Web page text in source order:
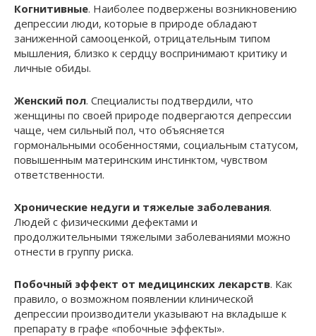
Когнитивные. Наиболее подвержены возникновению
депрессии люди, которые в природе обладают
заниженной самооценкой, отрицательным типом
мышления, близко к сердцу воспринимают критику и
личные обиды.
Женский пол. Специалисты подтвердили, что
женщины по своей природе подвергаются депрессии
чаще, чем сильный пол, что объясняется
гормональными особенностями, социальным статусом,
повышенным материнским инстинктом, чувством
ответственности.
Хронические недуги и тяжелые заболевания.
Людей с физическими дефектами и
продолжительными тяжелыми заболеваниями можно
отнести в группу риска.
Побочный эффект от медицинских лекарств. Как
правило, о возможном появлении клинической
депрессии производители указывают на вкладыше к
препарату в графе «побочные эффекты».